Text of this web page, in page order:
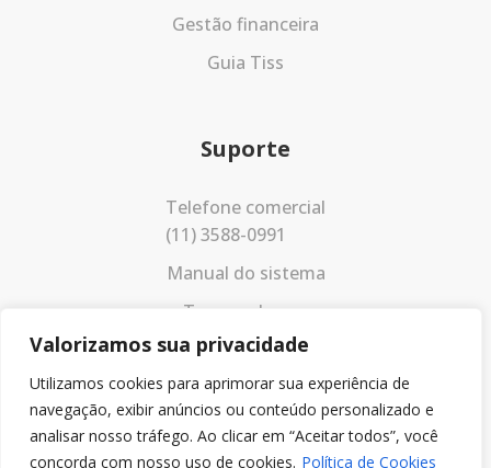
Valorizamos sua privacidade
Utilizamos cookies para aprimorar sua experiência de
navegação, exibir anúncios ou conteúdo personalizado e
analisar nosso tráfego. Ao clicar em “Aceitar todos”, você
concorda com nosso uso de cookies. Política de Cookies
Gestão financeira
Guia Tiss
Suporte
Telefone comercial
(11) 3588-0991
Manual do sistema
Termos de uso
Política de privacidade